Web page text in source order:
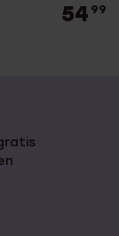
54 99